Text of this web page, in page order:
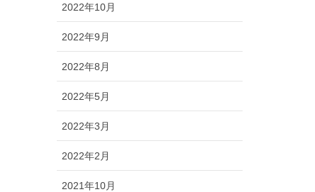
2022年10月
2022年9月
2022年8月
2022年5月
2022年3月
2022年2月
2021年10月